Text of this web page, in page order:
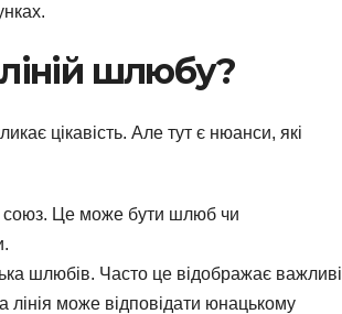
шлюбу?
цікавість. Але тут є нюанси, які
союз. Це може бути шлюб чи
шлюбів. Часто це відображає важливі
лінія може відповідати юнацькому